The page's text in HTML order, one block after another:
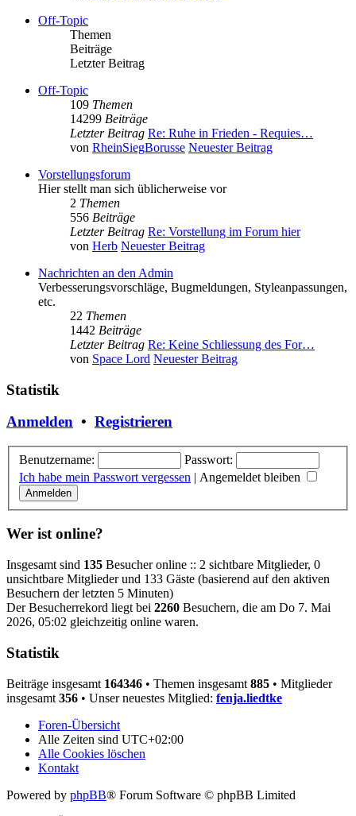
Off-Topic
Themen
Beiträge
Letzter Beitrag
Off-Topic
109 Themen
14299 Beiträge
Letzter Beitrag Re: Ruhe in Frieden - Requies…
von RheinSiegBorusse Neuester Beitrag
Vorstellungsforum
Hier stellt man sich üblicherweise vor
2 Themen
556 Beiträge
Letzter Beitrag Re: Vorstellung im Forum hier
von Herb Neuester Beitrag
Nachrichten an den Admin
Verbesserungsvorschläge, Bugmeldungen, Styleanpassungen,
etc.
22 Themen
1442 Beiträge
Letzter Beitrag Re: Keine Schliessung des For…
von Space Lord Neuester Beitrag
Statistik
Anmelden • Registrieren
Benutzername:
Passwort:
Ich habe mein Passwort vergessen | Angemeldet bleiben
Wer ist online?
Insgesamt sind 135 Besucher online :: 2 sichtbare Mitglieder, 0
unsichtbare Mitglieder und 133 Gäste (basierend auf den aktiven
Besuchern der letzten 5 Minuten)
Der Besucherrekord liegt bei 2260 Besuchern, die am Do 7. Mai
2026, 05:02 gleichzeitig online waren.
Statistik
Beiträge insgesamt 164346 • Themen insgesamt 885 • Mitglieder
insgesamt 356 • Unser neuestes Mitglied: fenja.liedtke
Foren-Übersicht
Alle Zeiten sind UTC+02:00
Alle Cookies löschen
Kontakt
Powered by phpBB® Forum Software © phpBB Limited